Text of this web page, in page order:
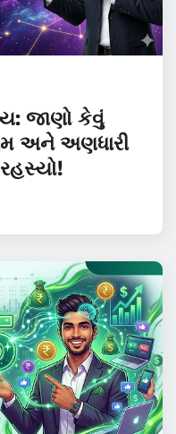
જાણો કેવું
અને અણધારી